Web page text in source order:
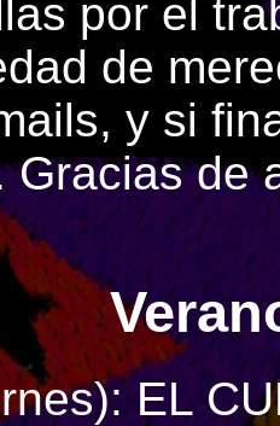
por el
de
y si
Gracias de
EL